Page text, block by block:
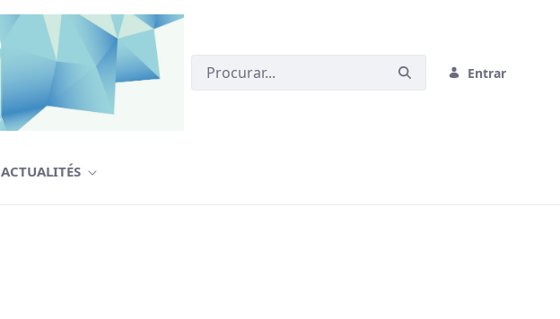
Entrar
ACTUALITÉS